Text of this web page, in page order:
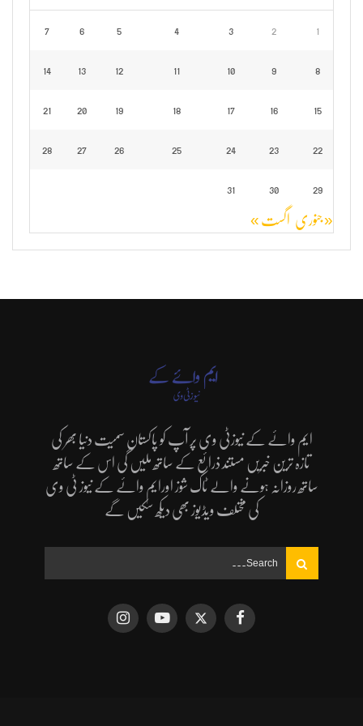
1
2
3
4
5
6
7
8
9
10
11
12
13
14
15
16
17
18
19
20
21
22
23
24
25
26
27
28
29
30
31
« جنوری اگست »
ایم وائے کے نیوزٹی وی پر آپ کو پاکستان سمیت دنیا بھر کی
تازہ ترین خبریں مستند ذرائع کے ساتھ ملیں گی اس کے ساتھ
ساتھ روزانہ ہونے والے ٹاک شوز اورایم وائے کے نیوز ٹی وی
کی مختلف ویڈیوز بھی دیکھ سکیں گے